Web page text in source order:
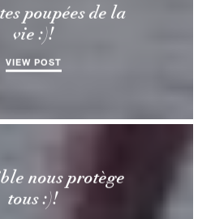
poupées de la
vie :)!
VIEW POST
nous protège
tous :)!